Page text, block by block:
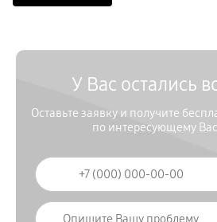
У Вас остались
Оставьте заявку и получите
по интересующему